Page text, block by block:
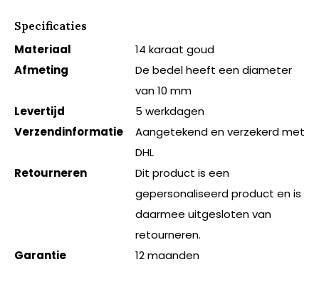
Specificaties
Materiaal
14 karaat goud
Afmeting
De bedel heeft een diameter
van 10 mm
Levertijd
5 werkdagen
Verzendinformatie
Aangetekend en verzekerd met
DHL
Retourneren
Dit product is een
gepersonaliseerd product en is
daarmee uitgesloten van
retourneren.
Garantie
12 maanden